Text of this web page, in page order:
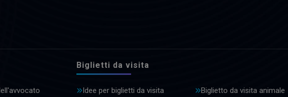
Biglietti da visita
Idee per biglietti da visita
Biglietto da visita animale